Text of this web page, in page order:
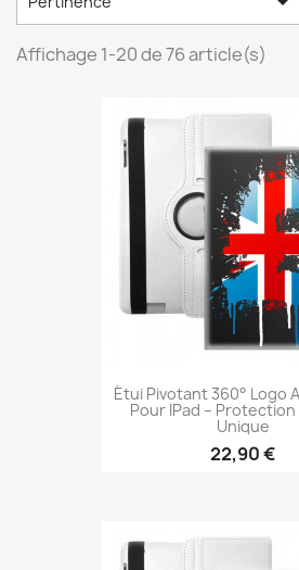
Affichage 1-20 de 76 article(s)
Étui Pivotant 360° Logo
Pour IPad –
Unique
22,90 €